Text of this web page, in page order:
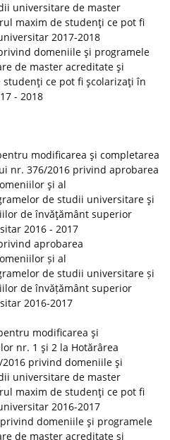
universitare de master
maxim de studenţi ce pot fi
2017-2018
domeniile şi programele
de master acreditate şi
ce pot fi şcolarizaţi în
- 2018
modificarea şi completarea
nr. 376/2016 privind aprobarea
şi al
de studii universitare şi
de învăţământ superior
2016 - 2017
aprobarea
și al
de studii universitare și
de învățământ superior
2016-2017
modificarea şi
nr. 1 şi 2 la Hotărârea
privind domeniile şi
universitare de master
maxim de studenţi ce pot fi
2016-2017
domeniile şi programele
de master acreditate şi